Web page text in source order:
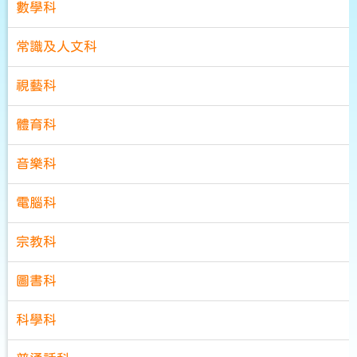
數學科
常識及人文科
視藝科
體育科
音樂科
電腦科
宗教科
圖書科
科學科